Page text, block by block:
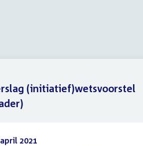
2021
(initiatief)wetsvoorstel